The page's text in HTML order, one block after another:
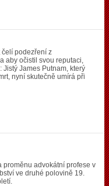
čelí podezření z
aby očistil svou reputaci,
James Putnam, který
nyní skutečně umírá při
proměnu advokátní profese v
ve druhé polovině 19.